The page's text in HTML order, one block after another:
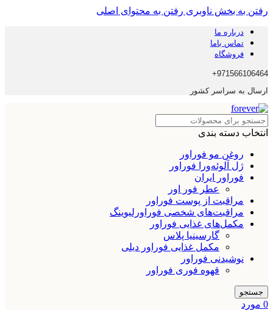
رفتن به بخش ناوبری رفتن به محتوای اصلی
درباره ما
تماس باما
فروشگاه
971566106464+
ارسال به سراسر کشور
انتخاب دسته بندی
روغن مو فوراور
ژل آلوئه‌ورا فوراور
فوراور ایران
عطر فور اور
مراقبت از پوست فوراور
مراقبت‌های شخصی فوراورلیوینگ
مکمل‌های غذایی فوراور
گارسینیا پلاس
مکمل غذایی فوراور دیلی
نوشیدنی فوراور
قهوه فوری فوراور
جستجو
0 مورد